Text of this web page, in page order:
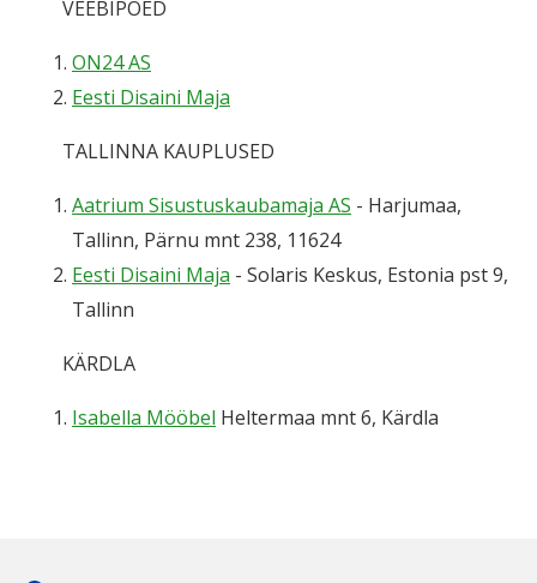
VEEBIPOED
ON24 AS
Eesti Disaini Maja
TALLINNA KAUPLUSED
Aatrium Sisustuskaubamaja AS - Harjumaa,
Tallinn, Pärnu mnt 238, 11624
Eesti Disaini Maja - Solaris Keskus, Estonia pst 9,
Tallinn
KÄRDLA
Isabella Mööbel Heltermaa mnt 6, Kärdla